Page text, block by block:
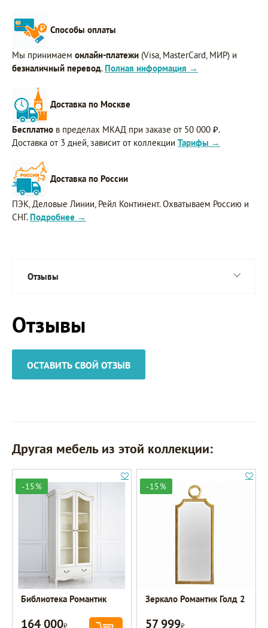
Способы оплаты
Мы принимаем онлайн-платежи (Visa, MasterCard, МИР) и
безналичный перевод. Полная информация →
Доставка по Москве
Бесплатно в пределах МКАД при заказе от 50 000 ₽.
Доставка от 3 дней, зависит от коллекции Тарифы →
Доставка по России
ПЭК, Деловые Линии, Рейл Континент. Охватываем Россию и
СНГ. Подробнее →
Отзывы
Отзывы
ОСТАВИТЬ СВОЙ ОТЗЫВ
Другая мебель из этой коллекции:
-15%
Библиотека Романтик
164 000Р
-15%
Зеркало Романтик Голд 2
57 999Р